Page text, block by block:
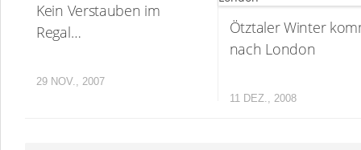
Kein Verstauben im
Regal…
29 NOV., 2007
Ötztaler Winter
nach London
11 DEZ., 2008